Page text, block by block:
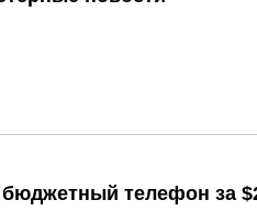
телефон за